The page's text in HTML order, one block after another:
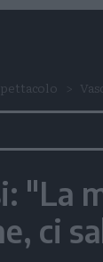
"La
ci